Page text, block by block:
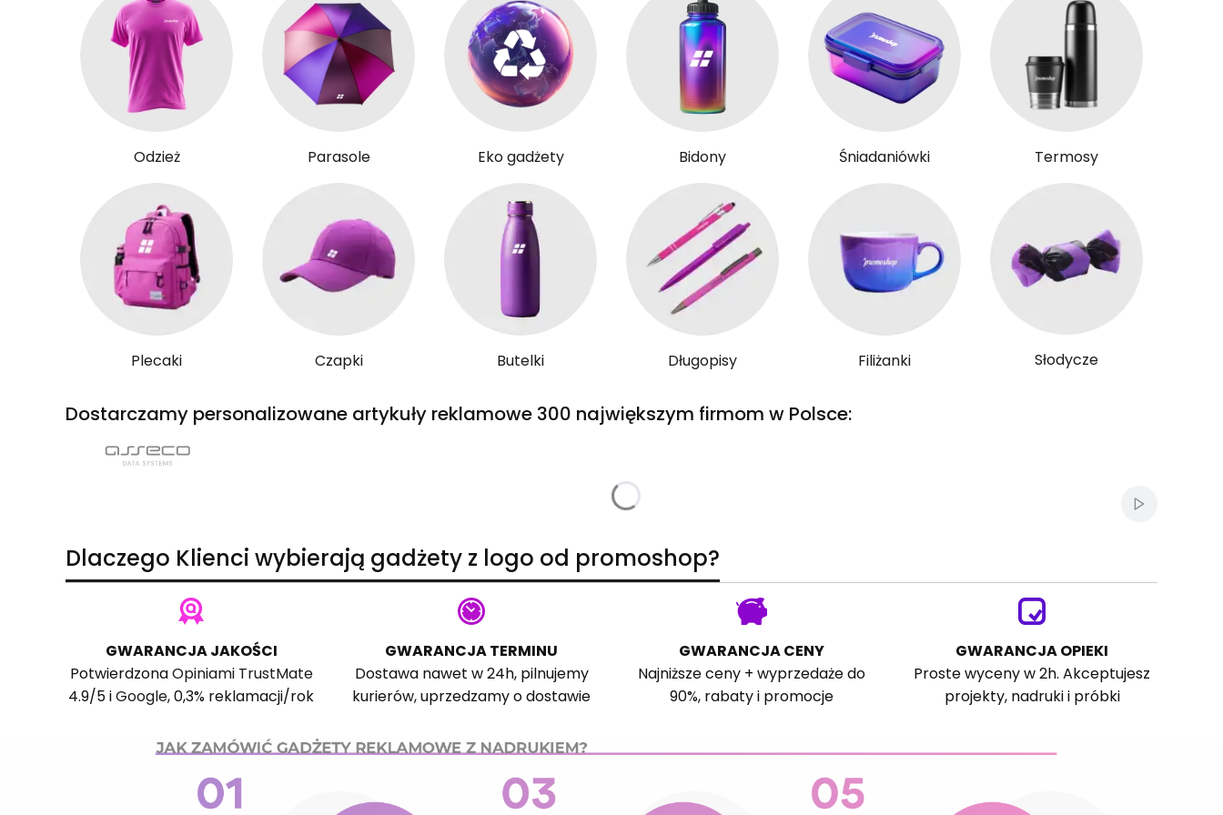
Odzież Parasole Eko gadżety Bidony Śniadaniówki Termosy
Plecaki Czapki Butelki Długopisy Filiżanki Słodycze
Dostarczamy personalizowane artykuły reklamowe 300 największym firmom w Polsce:
Włącz
Dlaczego Klienci wybierają gadżety z logo od promoshop?
GWARANCJA JAKOŚCI
PotwierdzonaOpiniami TrustMate
4.9/5 iGoogle, 0,3% reklamacji/rok
GWARANCJA TERMINU
Dostawa nawet w 24h, pilnujemy
kurierów, uprzedzamy o dostawie
GWARANCJA CENY
Najniższe ceny + wyprzedaże do
90%, rabaty i promocje
GWARANCJA OPIEKI
Proste wyceny w 2h. Akceptujesz
projekty, nadruki i próbki